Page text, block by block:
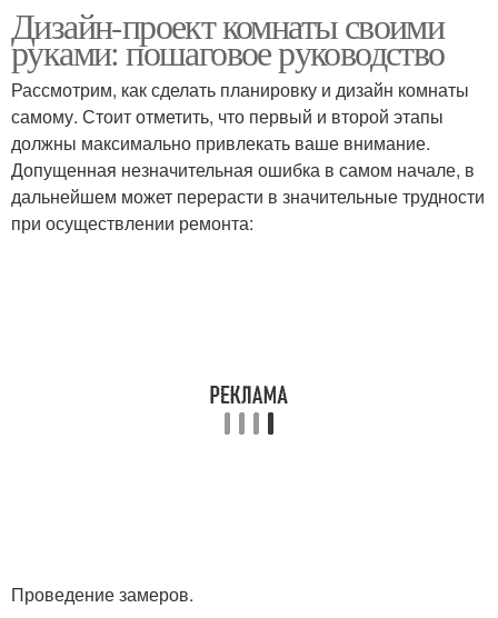
Декоративный камень
интерьере
Штукатурка для
внутренней отделки
Структурная штукатурка
Штукатурки для кухни
Дизайн-проект комнаты своими
руками: пошаговое руководство
Рассмотрим, как сделать планировку и дизайн комнаты
самому. Стоит отметить, что первый и второй этапы
должны максимально привлекать ваше внимание.
Допущенная незначительная ошибка в самом начале, в
дальнейшем может перерасти в значительные трудности
при осуществлении ремонта:
Проведение замеров.